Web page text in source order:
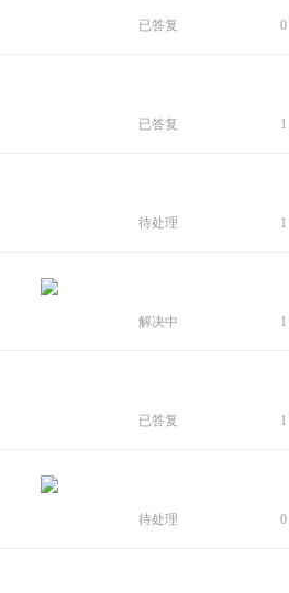
已答复 0
已答复 1
待处理 1
解决中 1
已答复 1
待处理 0